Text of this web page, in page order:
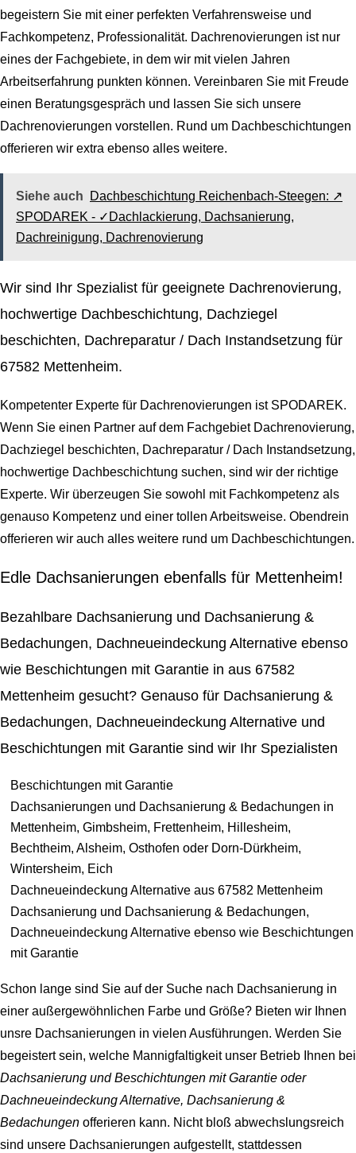
begeistern Sie mit einer perfekten Verfahrensweise und
Fachkompetenz, Professionalität. Dachrenovierungen ist nur
eines der Fachgebiete, in dem wir mit vielen Jahren
Arbeitserfahrung punkten können. Vereinbaren Sie mit Freude
einen Beratungsgespräch und lassen Sie sich unsere
Dachrenovierungen vorstellen. Rund um Dachbeschichtungen
offerieren wir extra ebenso alles weitere.
Siehe auch
Dachbeschichtung Reichenbach-Steegen: ↗️
SPODAREK - ✓Dachlackierung, Dachsanierung,
Dachreinigung, Dachrenovierung
Wir sind Ihr Spezialist für geeignete Dachrenovierung,
hochwertige Dachbeschichtung, Dachziegel
beschichten, Dachreparatur / Dach Instandsetzung für
67582 Mettenheim.
Kompetenter Experte für Dachrenovierungen ist SPODAREK.
Wenn Sie einen Partner auf dem Fachgebiet Dachrenovierung,
Dachziegel beschichten, Dachreparatur / Dach Instandsetzung,
hochwertige Dachbeschichtung suchen, sind wir der richtige
Experte. Wir überzeugen Sie sowohl mit Fachkompetenz als
genauso Kompetenz und einer tollen Arbeitsweise. Obendrein
offerieren wir auch alles weitere rund um Dachbeschichtungen.
Edle Dachsanierungen ebenfalls für Mettenheim!
Bezahlbare Dachsanierung und Dachsanierung &
Bedachungen, Dachneueindeckung Alternative ebenso
wie Beschichtungen mit Garantie in aus 67582
Mettenheim gesucht? Genauso für Dachsanierung &
Bedachungen, Dachneueindeckung Alternative und
Beschichtungen mit Garantie sind wir Ihr Spezialisten
Beschichtungen mit Garantie
Dachsanierungen und Dachsanierung & Bedachungen in
Mettenheim, Gimbsheim, Frettenheim, Hillesheim,
Bechtheim, Alsheim, Osthofen oder Dorn-Dürkheim,
Wintersheim, Eich
Dachneueindeckung Alternative aus 67582 Mettenheim
Dachsanierung und Dachsanierung & Bedachungen,
Dachneueindeckung Alternative ebenso wie Beschichtungen
mit Garantie
Schon lange sind Sie auf der Suche nach Dachsanierung in
einer außergewöhnlichen Farbe und Größe? Bieten wir Ihnen
unsre Dachsanierungen in vielen Ausführungen. Werden Sie
begeistert sein, welche Mannigfaltigkeit unser Betrieb Ihnen bei
Dachsanierung und Beschichtungen mit Garantie oder
Dachneueindeckung Alternative, Dachsanierung &
Bedachungen offerieren kann. Nicht bloß abwechslungsreich
sind unsere Dachsanierungen aufgestellt, stattdessen